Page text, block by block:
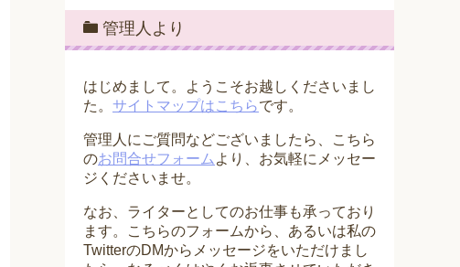
管理人より
はじめまして。ようこそお越しくださいまし
た。 サイトマップはこちらです。
管理人にご質問などございましたら、こちら
のお問合せフォーム より、お気軽にメッセー
ジくださいませ。
なお、ライターとしてのお仕事も承っており
ます。こちらのフォームから、あるいは私の
TwitterのDMからメッセージをいただけまし